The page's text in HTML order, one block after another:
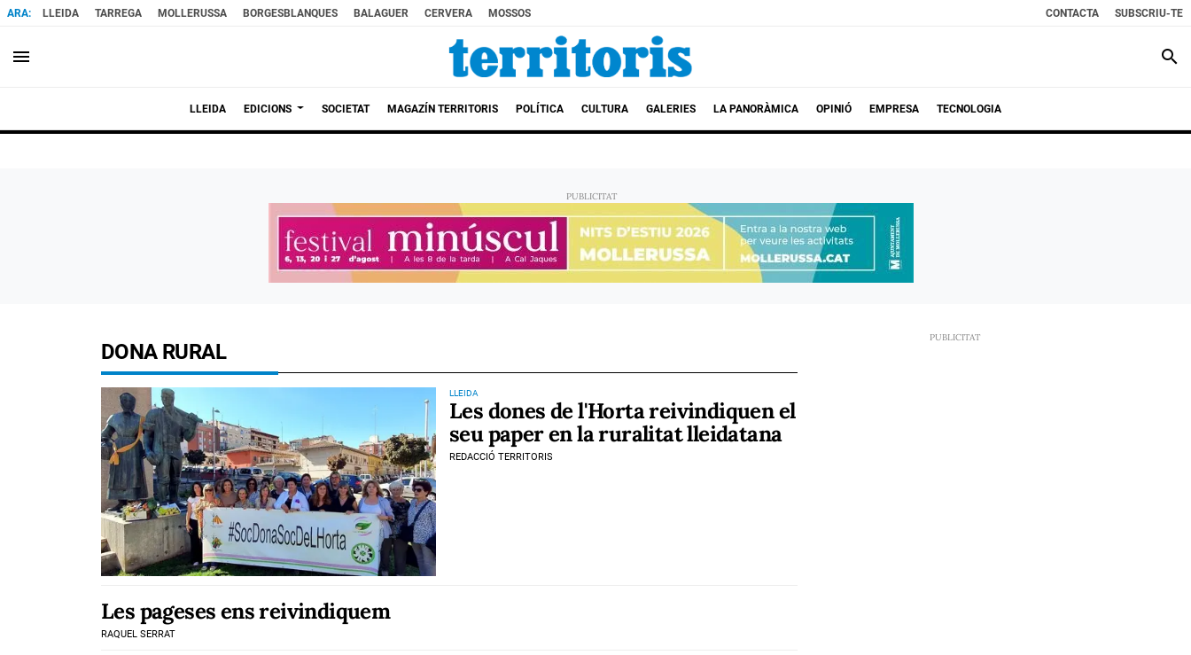
LLEIDA TARREGA MOLLERUSSA BORGESBLANQUES BALAGUER CERVERA MOSSOS CONTACTA SUBSCRIU-TE
menu search
LLEIDA EDICIONS SOCIETAT MAGAZÍN TERRITORIS POLÍTICA CULTURA GALERIES LA PANORÀMICA OPINIÓ EMPRESA TECNOLOGIA
DONA RURAL
LLEIDA
Les dones de l'Horta reivindiquen el
seu paper en la ruralitat lleidatana
REDACCIÓ TERRITORIS
Les pageses ens reivindiquem
RAQUEL SERRAT